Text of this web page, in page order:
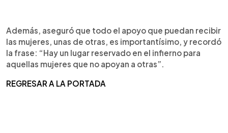
Además, aseguró que todo el apoyo que puedan recibir
las mujeres, unas de otras, es importantísimo, y recordó
la frase: “Hay un lugar reservado en el infierno para
aquellas mujeres que no apoyan a otras”.
REGRESAR A LA PORTADA